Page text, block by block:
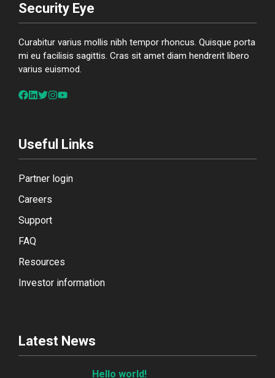
Security Eye
Curabitur varius mollis nibh tempor rhoncus. Quisque porta
mi eu facilisis sagittis. Cras sit amet diam hendrerit libero
varius euismod.
Useful Links
Partner login
Careers
Support
FAQ
Resources
Investor information
Latest News
Hello world!